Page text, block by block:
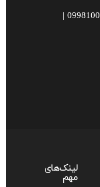
021-91303730 | 09981006291 |
لینک‌های
مهم